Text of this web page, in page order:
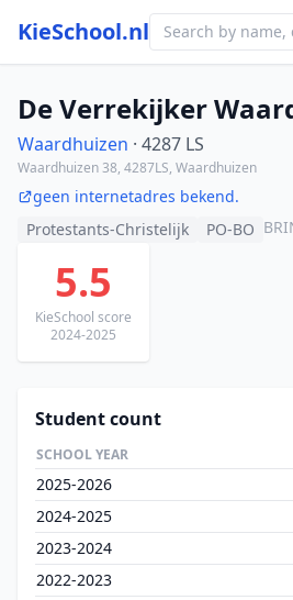
KieSchool.nl
De Verrekijker
Waardhuizen · 4287 LS
Waardhuizen 38, 4287LS, Waardhuizen
geen internetadres bekend.
Protestants-Christelijk
PO-BO
5.5
KieSchool score
2024-2025
Student count
SCHOOL YEAR
2025-2026
2024-2025
2023-2024
2022-2023